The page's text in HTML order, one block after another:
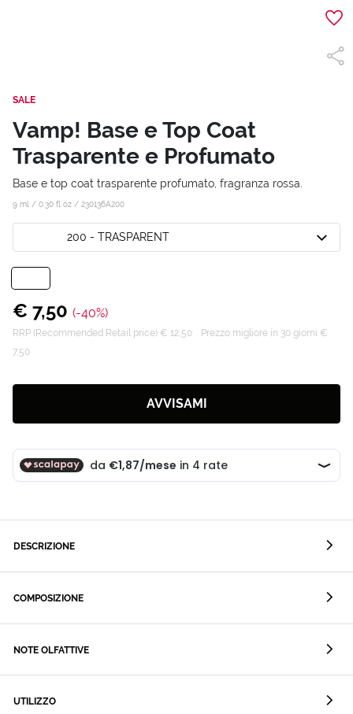
SALE
Vamp! Base e Top Coat
Trasparente e Profumato
Base e top coat trasparente profumato, fragranza rossa.
9 ml / 0.30 fl oz / 230136A200
200 - TRASPARENT
€ 7,50 (-40%)
RRP (Recommended Retail price) € 12,50
Prezzo migliore in 30 giorni €
7,50
AVVISAMI
DESCRIZIONE
COMPOSIZIONE
NOTE OLFATTIVE
UTILIZZO